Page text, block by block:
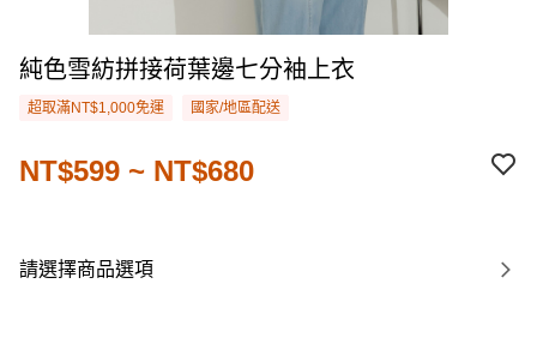
純色雪紡拼接荷葉邊七分袖上衣
超取滿NT$1,000免運 國家/地區配送
NT$599 ~ NT$680
請選擇商品選項